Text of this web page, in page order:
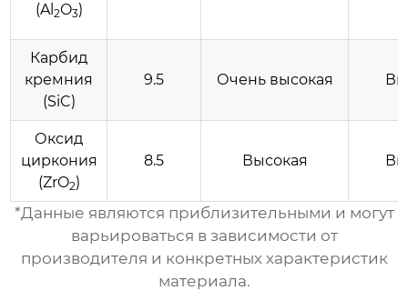
(Al 2O3)
Карбид
кремния
(SiC)
9.5 Очень высокая
Оксид
циркония
(ZrO2)
8.5 Высокая
*Данные являются приблизительными и могут
варьироваться в зависимости от
производителя и конкретных характеристик
материала.